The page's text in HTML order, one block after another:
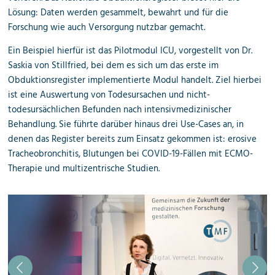
Lösung: Daten werden gesammelt, bewahrt und für die
Forschung wie auch Versorgung nutzbar gemacht.
Ein Beispiel hierfür ist das Pilotmodul ICU, vorgestellt von Dr.
Saskia von Stillfried, bei dem es sich um das erste im
Obduktionsregister implementierte Modul handelt. Ziel hierbei
ist eine Auswertung von Todesursachen und nicht-
todesursächlichen Befunden nach intensivmedizinischer
Behandlung. Sie führte darüber hinaus drei Use-Cases an, in
denen das Register bereits zum Einsatz gekommen ist:erosive
Tracheobronchitis, Blutungen bei COVID-19-Fällen mit ECMO-
Therapie und multizentrische Studien.